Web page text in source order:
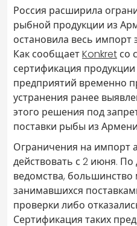
Россия расширила
рыбной продукции из
остановила весь импорт
Как сообщаетKonkret со
сертификация
предприятий временно
устранения ранее
этого решения под
поставки рыбы из
Ограничения на импорт
действовать с 2 июня.
ведомства,
занимавшихся
проверки либо
Сертификация таких